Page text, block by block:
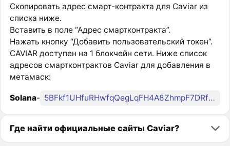
Скопировать адрес смарт-контракта для Caviar из
списка ниже.
Вставить в поле “Адрес смартконтракта”.
Нажать кнопку “Добавить пользовательский токен”.
CAVIAR доступен на 1 блокчейн сети. Ниже список
адресов смартконтрактов Caviar для добавления в
метамаск:
Solana- 5BFkf1UHfuRHwfqQegLqFH4A8ZhmpF7DRfc2FfELREfm
Где найти официальные сайты Caviar?